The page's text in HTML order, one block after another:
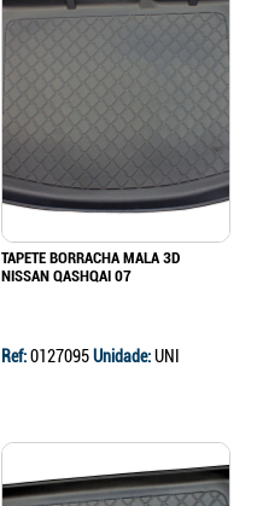
TAPETE BORRACHA MALA 3D
NISSAN QASHQAI 07
Ref:0127095Unidade:UNI